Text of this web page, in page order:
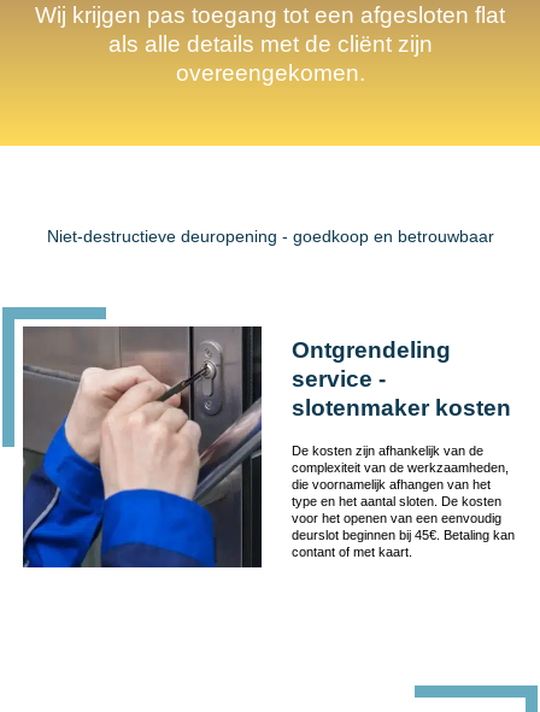
Wij krijgen pas toegang tot een afgesloten flat
als alle details met de cliënt zijn
overeengekomen.
Niet-destructieve deuropening - goedkoop en betrouwbaar
Ontgrendeling
service -
slotenmaker kosten
De kosten zijn afhankelijk van de
complexiteit van de werkzaamheden,
die voornamelijk afhangen van het
type en het aantal sloten. De kosten
voor het openen van een eenvoudig
deurslot beginnen bij 45€. Betaling kan
contant of met kaart.